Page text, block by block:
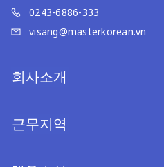
0243-6886-333
visang@masterkorean.vn
회사소개
근무지역